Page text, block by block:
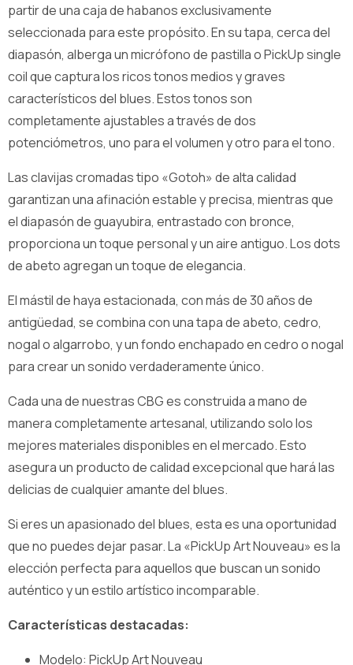
partir de una caja de habanos exclusivamente
seleccionada para este propósito. En su tapa, cerca del
diapasón, alberga un micrófono de pastilla o PickUp single
coil que captura los ricos tonos medios y graves
característicos del blues. Estos tonos son
completamente ajustables a través de dos
potenciómetros, uno para el volumen y otro para el tono.
Las clavijas cromadas tipo «Gotoh» de alta calidad
garantizan una afinación estable y precisa, mientras que
el diapasón de guayubira, entrastado con bronce,
proporciona un toque personal y un aire antiguo. Los dots
de abeto agregan un toque de elegancia.
El mástil de haya estacionada, con más de 30 años de
antigüedad, se combina con una tapa de abeto, cedro,
nogal o algarrobo, y un fondo enchapado en cedro o nogal
para crear un sonido verdaderamente único.
Cada una de nuestras CBG es construida a mano de
manera completamente artesanal, utilizando solo los
mejores materiales disponibles en el mercado. Esto
asegura un producto de calidad excepcional que hará las
delicias de cualquier amante del blues.
Si eres un apasionado del blues, esta es una oportunidad
que no puedes dejar pasar. La «PickUp Art Nouveau» es la
elección perfecta para aquellos que buscan un sonido
auténtico y un estilo artístico incomparable.
Características destacadas:
Modelo: PickUp Art Nouveau